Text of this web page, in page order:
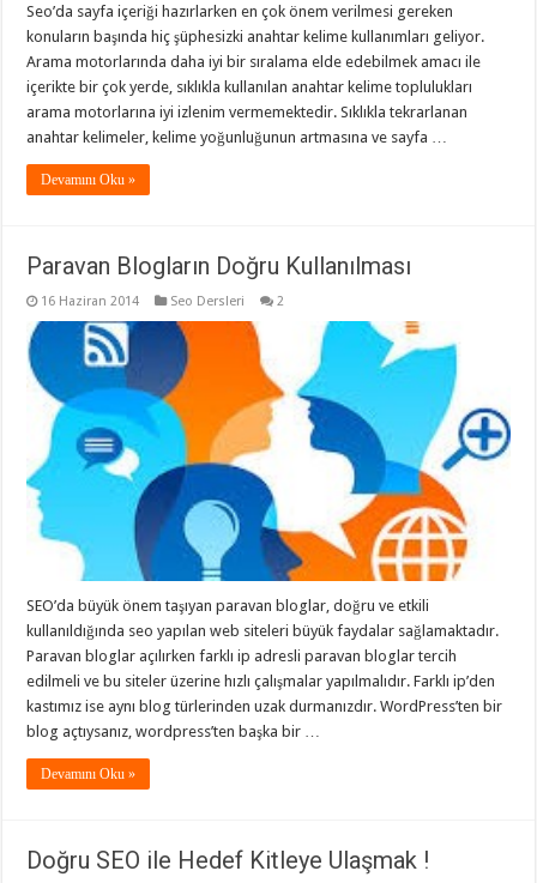
Seo’da sayfa içeriği hazırlarken en çok önem verilmesi gereken
konuların başında hiç şüphesizki anahtar kelime kullanımları geliyor.
Arama motorlarında daha iyi bir sıralama elde edebilmek amacı ile
içerikte bir çok yerde, sıklıkla kullanılan anahtar kelime toplulukları
arama motorlarına iyi izlenim vermemektedir. Sıklıkla tekrarlanan
anahtar kelimeler, kelime yoğunluğunun artmasına ve sayfa …
Devamını Oku »
Paravan Blogların Doğru Kullanılması
16 Haziran 2014 Seo Dersleri 2
SEO’da büyük önem taşıyan paravan bloglar, doğru ve etkili
kullanıldığında seo yapılan web siteleri büyük faydalar sağlamaktadır.
Paravan bloglar açılırken farklı ip adresli paravan bloglar tercih
edilmeli ve bu siteler üzerine hızlı çalışmalar yapılmalıdır. Farklı ip’den
kastımız ise aynı blog türlerinden uzak durmanızdır. WordPress’ten bir
blog açtıysanız, wordpress’ten başka bir …
Devamını Oku »
Doğru SEO ile Hedef Kitleye Ulaşmak !